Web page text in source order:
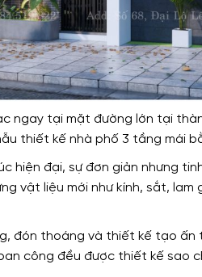
ngay tại mặt đường lớn tại
thiết kế nhà phố 3 tầng mái
hiện đại, sự đơn giản nhưng
vật liệu mới như kính, sắt, lam
đón thoáng và thiết kế tạo ấn
công đều được thiết kế sao